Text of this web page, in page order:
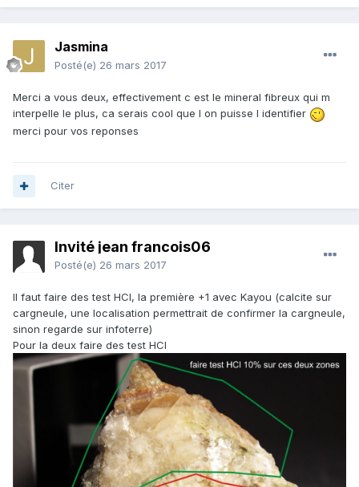
Jasmina
Posté(e) 26 mars 2017
Merci a vous deux, effectivement c est le mineral fibreux qui m
interpelle le plus, ca serais cool que l on puisse l identifier
merci pour vos reponses
Citer
Invité jean francois06
Posté(e) 26 mars 2017
Il faut faire des test HCl, la première +1 avec Kayou (calcite sur
cargneule, une localisation permettrait de confirmer la cargneule,
sinon regarde sur infoterre)
Pour la deux faire des test HCl